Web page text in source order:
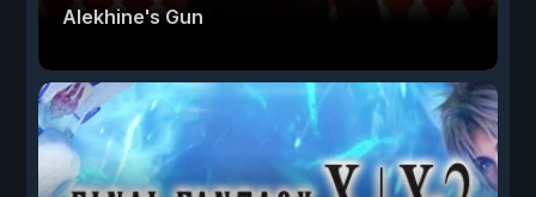
Alekhine's Gun